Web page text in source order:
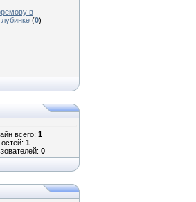
в
(0)
всего: 1
1
0